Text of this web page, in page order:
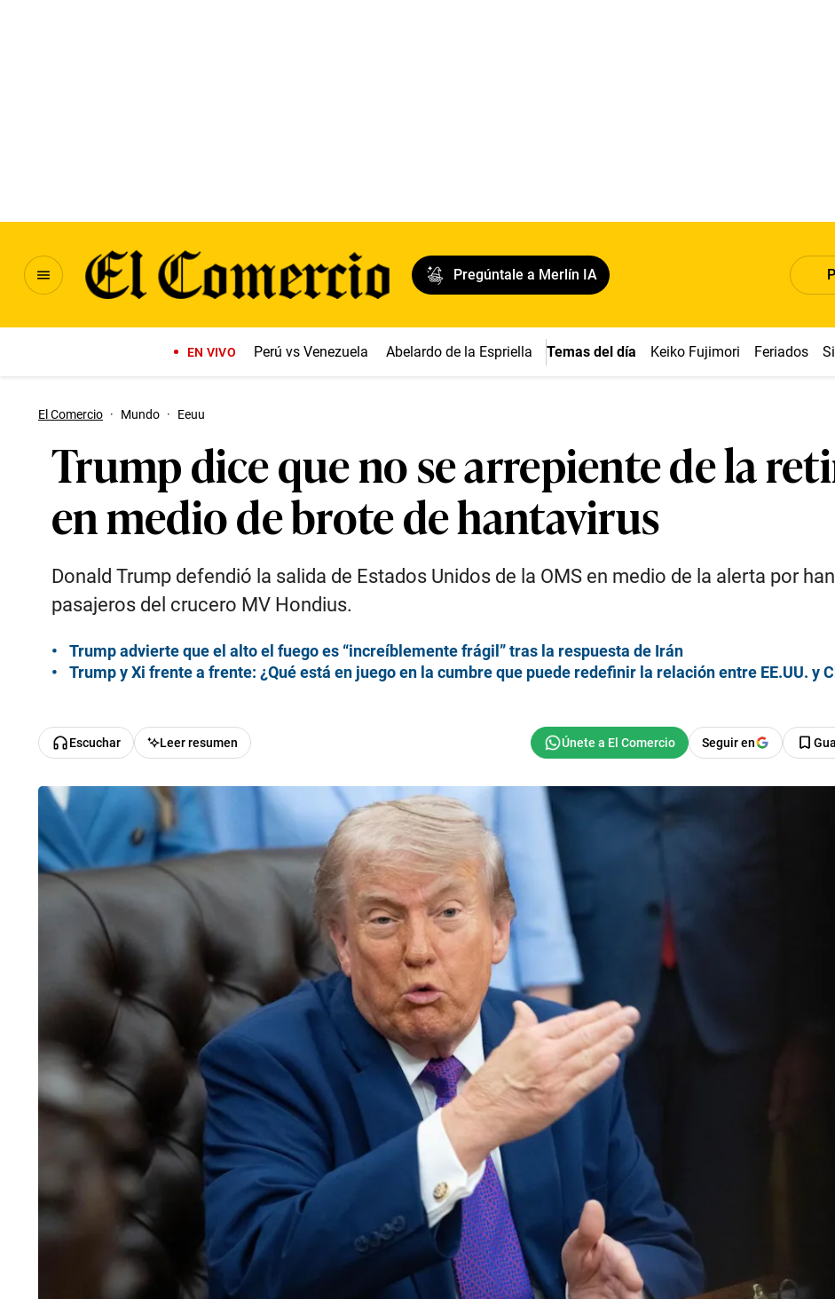
Pregúntale a Merlín IA
EN VIVO Perú vs Venezuela Abelardo de la Espriella Temas del día Keiko Fujimori Feriados
El Comercio · Mundo · Eeuu
Trump dice que no se arrepiente de la
en medio de brote de hantavirus
Donald Trump defendió la salida de Estados Unidos de la OMS en medio de la alerta por
pasajeros del crucero MV Hondius.
Trump advierte que el alto el fuego es “increíblemente frágil” tras la respuesta de Irán
Trump y Xi frente a frente: ¿Qué está en juego en la cumbre que puede redefinir la relación entre EE.UU. y
Escuchar Leer resumen Seguir en